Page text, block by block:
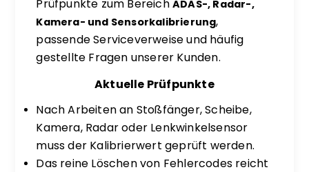
Prüfpunkte zum BereichADAS-, Radar-,
Kamera- und Sensorkalibrierung,
passende Serviceverweise und häufig
gestellte Fragen unserer Kunden.
Aktuelle Prüfpunkte
Nach Arbeiten an Stoßfänger, Scheibe,
Kamera, Radar oder Lenkwinkelsensor
muss der Kalibrierwert geprüft werden.
Das reine Löschen von Fehlercodes reicht